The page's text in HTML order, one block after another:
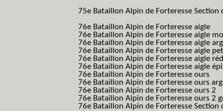
75e Bataillon Alpin de Forteresse
76e Bataillon Alpin de Forteresse aigle
76e Bataillon Alpin de Forteresse aigle
76e Bataillon Alpin de Forteresse aigle
76e Bataillon Alpin de Forteresse aigle
76e Bataillon Alpin de Forteresse aigle
76e Bataillon Alpin de Forteresse aigle
76e Bataillon Alpin de Forteresse ours
76e Bataillon Alpin de Forteresse ours
76e Bataillon Alpin de Forteresse ours 2
76e Bataillon Alpin de Forteresse ours 2
76e Bataillon Alpin de Forteresse